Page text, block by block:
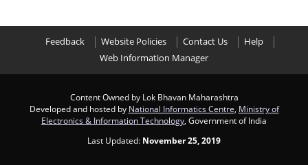
Feedback Website Policies Contact Us
Help
Web Information Manager
Content Owned by Lok Bhavan Maharashtra
Developed and hosted by National Informatics Centre Ministry of
Electronics & Information Technology , Government of India
Last Updated: November 25, 2019